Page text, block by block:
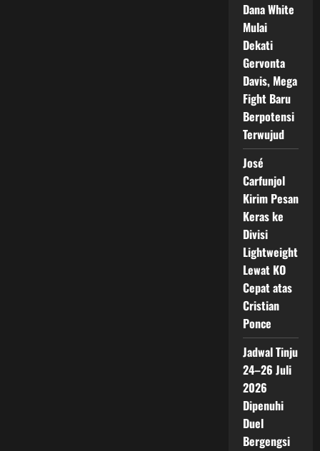
Dana White
Mulai
Dekati
Gervonta
Davis, Mega
Fight Baru
Berpotensi
Terwujud
José
Carfunjol
Kirim Pesan
Keras ke
Divisi
Lightweight
Lewat KO
Cepat atas
Cristian
Ponce
Jadwal Tinju
24–26 Juli
2026
Dipenuhi
Duel
Bergengsi